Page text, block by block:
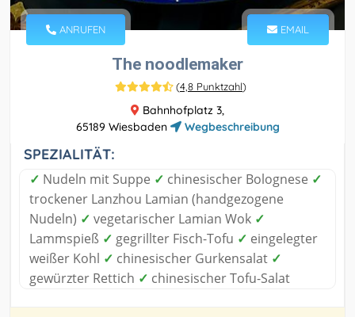
ANRUFEN EMAIL
The noodlemaker
(4,8 Punktzahl)
Bahnhofplatz 3,
65189 Wiesbaden
Wegbeschreibung
SPEZIALITÄT:
✓ Nudeln mit Suppe ✓ chinesischer Bolognese ✓
trockener Lanzhou Lamian (handgezogene
Nudeln) ✓ vegetarischer Lamian Wok ✓
Lammspieß ✓ gegrillter Fisch-Tofu ✓ eingelegter
weißer Kohl ✓ chinesischer Gurkensalat ✓
gewürzter Rettich ✓ chinesischer Tofu-Salat